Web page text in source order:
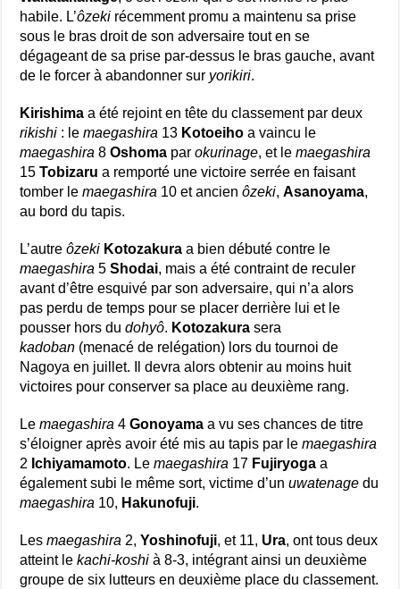
habile. L’ôzeki récemment promu a maintenu sa prise
sous le bras droit de son adversaire tout en se
dégageant de sa prise par-dessus le bras gauche, avant
de le forcer à abandonner sur yorikiri.
Kirishima a été rejoint en tête du classement par deux
rikishi : lemaegashira 13 Kotoeiho a vaincu le
maegashira 8Oshoma parokurinage, et lemaegashira
15Tobizaru a remporté une victoire serrée en faisant
tomber lemaegashira 10 et ancienôzeki,Asanoyama,
au bord du tapis.
L’autreôzeki Kotozakura a bien débuté contre le
maegashira 5Shodai, mais a été contraint de reculer
avant d’être esquivé par son adversaire, qui n’a alors
pas perdu de temps pour se placer derrière lui et le
pousser hors dudohyô. Kotozakura sera
kadoban (menacé de relégation) lors du tournoi de
Nagoya en juillet. Il devra alors obtenir au moins huit
victoires pour conserver sa place au deuxième rang.
Lemaegashira 4Gonoyama a vu ses chances de titre
s’éloigner après avoir été mis au tapis par lemaegashira
2 Ichiyamamoto. Lemaegashira 17 Fujiryoga a
également subi le même sort, victime d’unuwatenage du
maegashira 10, Hakunofuji.
Lesmaegashira 2,Yoshinofuji, et 11, Ura, ont tous deux
atteint lekachi-koshi à 8-3, intégrant ainsi un deuxième
groupe de six lutteurs en deuxième place du classement.